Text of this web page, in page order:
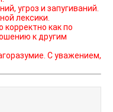
угроз и запугиваний.
лексики.
корректно как по
к другим
С уважением,